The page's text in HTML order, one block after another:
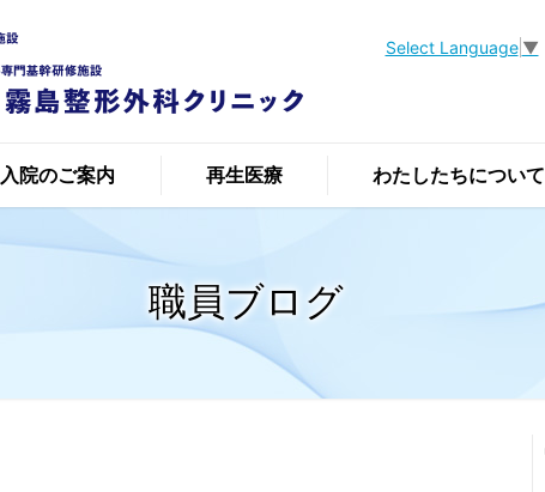
入院のご案内 再生医療 わたしたちについて
Select Language ▼
職員ブログ